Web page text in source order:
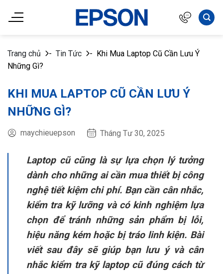
đến
Trang chủ
- Tin Tức - Khi Mua Laptop Cũ Cần Lưu Ý
Những Gì?
KHI MUA LAPTOP CŨ CẦN LƯU Ý
NHỮNG GÌ?
maychieuepson Tháng Tư 30, 2025
Laptop cũ cũng là sự lựa chọn lý tưởng
dành cho những ai cần mua thiết bị công
nghệ tiết kiệm chi phí. Bạn cần cân nhắc,
kiểm tra kỹ lưỡng và có kinh nghiệm lựa
chọn để tránh những sản phẩm bị lỗi,
hiệu năng kém hoặc bị tráo linh kiện. Bài
viết sau đây sẽ giúp bạn lưu ý và cân
nhắc kiểm tra kỹ laptop cũ đúng cách từ